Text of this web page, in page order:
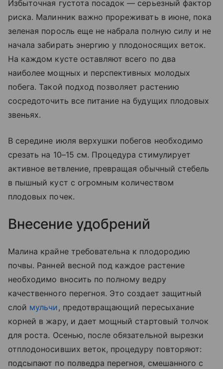
Избыточная густота посадок — серьезный фактор
риска. Малинник важно прореживать в июне, пока
зеленая поросль еще не набрала полную силу и не
начала забирать энергию у плодоносящих веток.
На каждом кусте оставляют всего по два
наиболее мощных и перспективных молодых
побега. Такой подход позволяет растению
сосредоточить все питание на будущих плодовых
звеньях.
В середине июля верхушки побегов необходимо
срезать на 10–15 см. Процедура стимулирует
активное ветвление, превращая обычный стебель
в пышный куст с огромным количеством
плодовых почек.
Внесение удобрений
Малина крайне требовательна к плодородию
почвы. Ранней весной под каждое растение
необходимо вносить по полному ведру
качественного перегноя. Это создает защитный
слой мульчи, предотвращающий пересыхание
корней в жару, и дает мощный стартовый толчок
для роста. Осенью, после обязательной вырезки
отплодоносивших веток, процедуру повторяют:
подсыпают по полведра перегноя, смешанного с